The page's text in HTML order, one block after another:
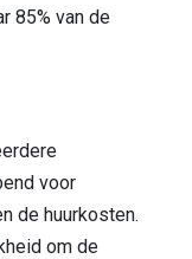
85% van de
voor
de huurkosten.
om de